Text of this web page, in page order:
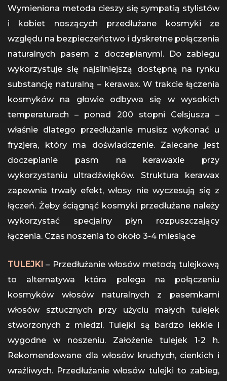
Wymieniona metoda cieszy się sympatią stylistów
i kobiet noszących przedłużane kosmyki ze
względu na bezpieczeństwo i dyskretne połączenia
naturalnych pasem z doczepianymi. Do zabiegu
wykorzystuje się najsilniejszą dostępną na rynku
substancję naturalną – kerawax. W trakcie łączenia
kosmyków na głowie odbywa się w wysokich
temperaturach – ponad 200 stopni Celsjusza –
właśnie dlatego przedłużanie musisz wykonać u
fryzjera, który ma doświadczenie. Zalecane jest
doczepianie pasm na kerawaxie przy
wykorzystaniu ultradźwięków. Struktura kerawax
zapewnia trwały efekt, włosy nie wyczesują się z
łączeń. Żeby ściągnąć kosmyki przedłużane należy
wykorzystać specjalny płyn rozpuszczający
łączenia. Czas noszenia to około 3-4 miesiące
TULEJKI– Przedłużanie włosów metodą tulejkową
to alternatywa która polega na połączeniu
kosmyków włosów naturalnych z pasemkami
włosów sztucznych przy użyciu małych tulejek
stworzonych z miedzi. Tulejki są bardzo lekkie i
wygodne w noszeniu. Założenie tulejek 1-2 h.
Rekomendowane dla włosów kruchych, cienkich i
wrażliwych. Przedłużanie włosów tulejki to zabieg,